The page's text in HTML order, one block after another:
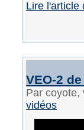
Lire l'article
VEO-2
Par
vidéos